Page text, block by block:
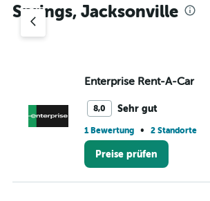
Springs, Jacksonville
Enterprise Rent-A-Car
8,0 Sehr gut
1 Bewertung • 2 Standorte
Preise prüfen